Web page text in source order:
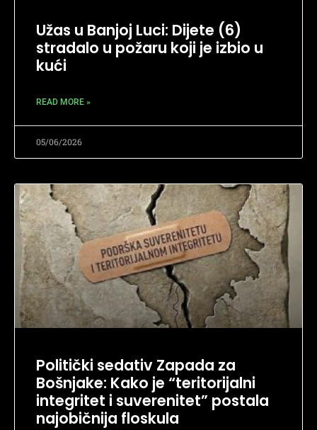
Užas u Banjoj Luci: Dijete (6)
stradalo u požaru koji je izbio u
kući
READ MORE »
05/06/2026
Politički sedativ Zapada za
Bošnjake: Kako je “teritorijalni
integritet i suverenitet” postala
najobičnija floskula